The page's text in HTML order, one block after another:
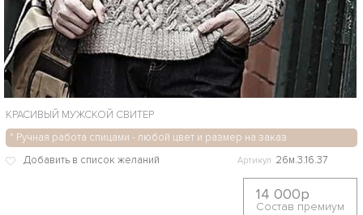
КРАСИВЫЙ МУЖСКОЙ СВИТЕР
* Ручная работа спицами - любой цвет и размер на заказ
Артикул 26м.3.16.37
14 000р
Состав премиум